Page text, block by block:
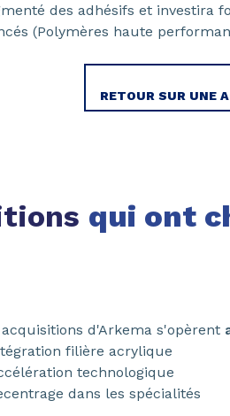
des adhésifs et investira
(Polymères haute
RETOUR SUR UNE
qui ont
acquisitions d'Arkema s'opèrent
filière acrylique
technologique
dans les spécialités